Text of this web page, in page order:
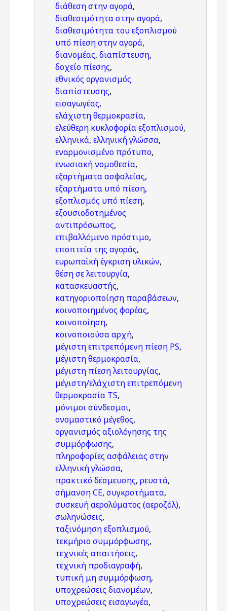
διάθεση στην αγορά,
διαθεσιμότητα στην αγορά,
διαθεσιμότητα του εξοπλισμού
υπό πίεση στην αγορά,
διανομέας, διαπίστευση,
δοχείο πίεσης,
εθνικός οργανισμός
διαπίστευσης,
εισαγωγέας,
ελάχιστη θερμοκρασία,
ελεύθερη κυκλοφορία εξοπλισμού,
ελληνικά, ελληνική γλώσσα,
εναρμονισμένο πρότυπο,
ενωσιακή νομοθεσία,
εξαρτήματα ασφαλείας,
εξαρτήματα υπό πίεση,
εξοπλισμός υπό πίεση,
εξουσιοδοτημένος
αντιπρόσωπος,
επιβαλλόμενο πρόστιμο,
εποπτεία της αγοράς,
ευρωπαϊκή έγκριση υλικών,
θέση σε λειτουργία,
κατασκευαστής,
κατηγοριοποίηση παραβάσεων,
κοινοποιημένος φορέας,
κοινοποίηση,
κοινοποιούσα αρχή,
μέγιστη επιτρεπόμενη πίεση PS,
μέγιστη θερμοκρασία,
μέγιστη πίεση λειτουργίας,
μέγιστη/ελάχιστη επιτρεπόμενη
θερμοκρασία TS,
μόνιμοι σύνδεσμοι,
ονομαστικό μέγεθος,
οργανισμός αξιολόγησης της
συμμόρφωσης,
πληροφορίες ασφάλειας στην
ελληνική γλώσσα,
πρακτικό δέσμευσης, ρευστά,
σήμανση CE, συγκροτήματα,
συσκευή αερολύματος (αεροζόλ),
σωληνώσεις,
ταξινόμηση εξοπλισμού,
τεκμήριο συμμόρφωσης,
τεχνικές απαιτήσεις,
τεχνική προδιαγραφή,
τυπική μη συμμόρφωση,
υποχρεώσεις διανομέων,
υποχρεώσεις εισαγωγέα,